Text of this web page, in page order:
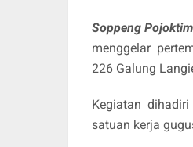
Soppeng
menggelar
226 Galung
Kegiatan dihadiri
satuan kerja